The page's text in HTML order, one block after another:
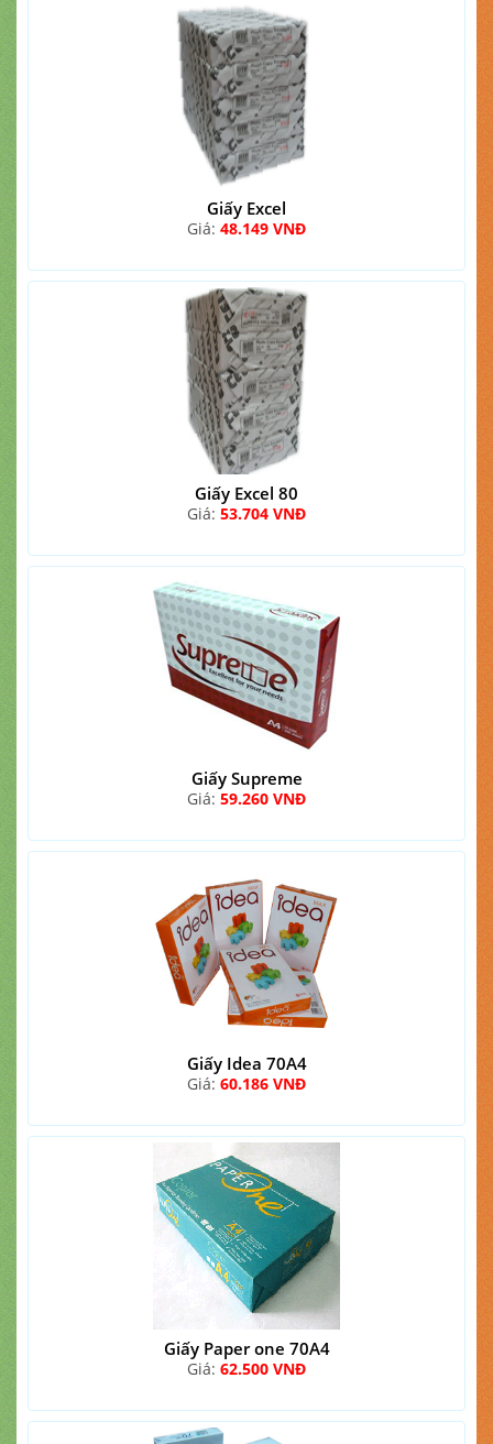
Giấy Excel
Giá: 48.149 VNĐ
Giấy Excel 80
Giá: 53.704 VNĐ
Giấy Supreme
Giá: 59.260 VNĐ
Giấy Idea 70A4
Giá: 60.186 VNĐ
Giấy Paper one 70A4
Giá: 62.500 VNĐ